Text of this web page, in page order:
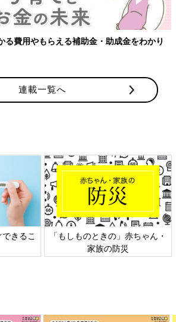
る費用やもらえる補助金・助成金をわかり
連載一覧へ
きるこ
「もしものときの」赤ちゃん・
家族の防災